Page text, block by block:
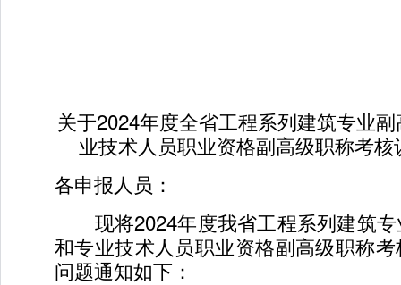
关于2024年度全省工程系列建筑专业
业技术人员职业资格副高级职称考
各申报人员：
现将2024年度我省工程系列建筑专
和专业技术人员职业资格副高级职称
问题通知如下：